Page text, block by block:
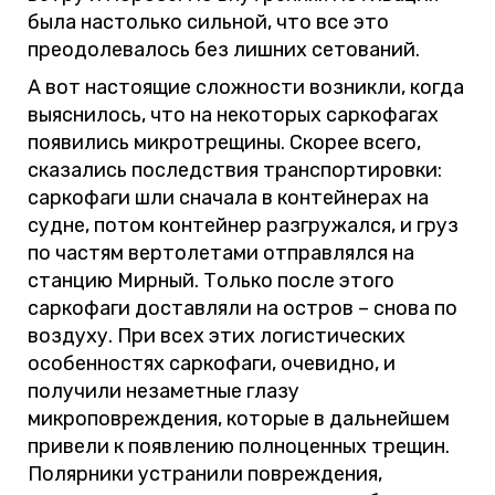
была настолько сильной, что все это
преодолевалось без лишних сетований.
А вот настоящие сложности возникли, когда
выяснилось, что на некоторых саркофагах
появились микротрещины. Скорее всего,
сказались последствия транспортировки:
саркофаги шли сначала в контейнерах на
судне, потом контейнер разгружался, и груз
по частям вертолетами отправлялся на
станцию Мирный. Только после этого
саркофаги доставляли на остров – снова по
воздуху. При всех этих логистических
особенностях саркофаги, очевидно, и
получили незаметные глазу
микроповреждения, которые в дальнейшем
привели к появлению полноценных трещин.
Полярники устранили повреждения,